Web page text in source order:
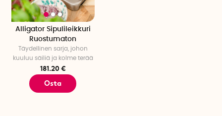
Alligator Sipulileikkuri
Ruostumaton
Täydellinen sarja, johon
kuuluu säiliä ja kolme terää
181.20 €
Osta